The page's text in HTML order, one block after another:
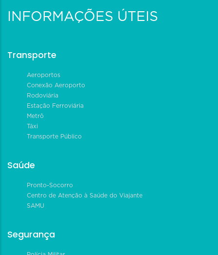
INFORMAÇÕES ÚTEIS
Transporte
Aeroportos
Conexão Aeroporto
Rodoviária
Estação Ferroviária
Metrô
Táxi
Transporte Público
Saúde
Pronto-Socorro
Centro de Atenção à Saúde do Viajante
SAMU
Segurança